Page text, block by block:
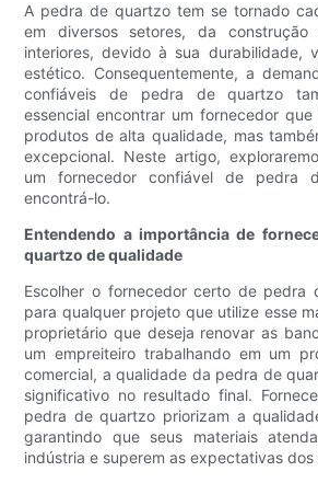
A pedra de quartzo tem se tornado
em diversos setores, da
interiores, devido à sua durabilidade,
estético. Consequentemente, a
confiáveis ​​de pedra de quartzo
essencial encontrar um fornecedor
produtos de alta qualidade, mas
excepcional. Neste artigo,
um fornecedor confiável de pedra
encontrá-lo.
Entendendo a importância de
quartzo de qualidade
Escolher o fornecedor certo de pedra
para qualquer projeto que utilize esse
proprietário que deseja renovar as
um empreiteiro trabalhando em um
comercial, a qualidade da pedra de
significativo no resultado final.
pedra de quartzo priorizam a
garantindo que seus materiais
indústria e superem as expectativas dos